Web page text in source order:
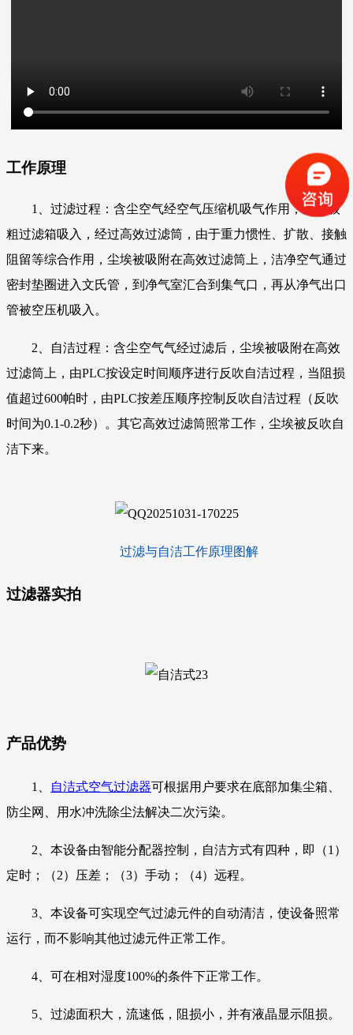
工作原理
1、过滤过程：含尘空气经空气压缩机吸气作用，从一级
粗过滤箱吸入，经过高效过滤筒，由于重力惯性、扩散、接触
阻留等综合作用，尘埃被吸附在高效过滤筒上，洁净空气通过
密封垫圈进入文氏管，到净气室汇合到集气口，再从净气出口
管被空压机吸入。
2、自洁过程：含尘空气气经过滤后，尘埃被吸附在高效
过滤筒上，由PLC按设定时间顺序进行反吹自洁过程，当阻损
值超过600帕时，由PLC按差压顺序控制反吹自洁过程（反吹
时间为0.1-0.2秒）。其它高效过滤筒照常工作，尘埃被反吹自
洁下来。
过滤与自洁工作原理图解
过滤器实拍
产品优势
1、 自洁式空气过滤器可根据用户要求在底部加集尘箱、
防尘网、用水冲洗除尘法解决二次污染。
2、本设备由智能分配器控制，自洁方式有四种，即（1）
定时；（2）压差；（3）手动；（4）远程。
3、本设备可实现空气过滤元件的自动清洁，使设备照常
运行，而不影响其他过滤元件正常工作。
4、可在相对湿度100%的条件下正常工作。
5、过滤面积大，流速低，阻损小，并有液晶显示阻损。